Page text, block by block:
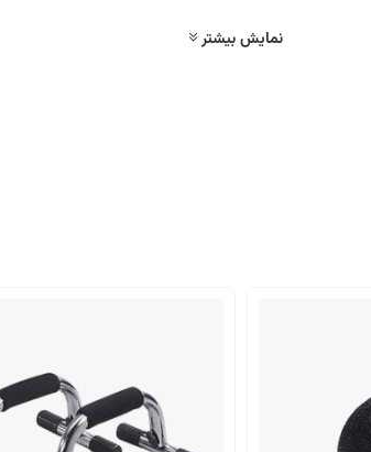
نمایش بیشتر